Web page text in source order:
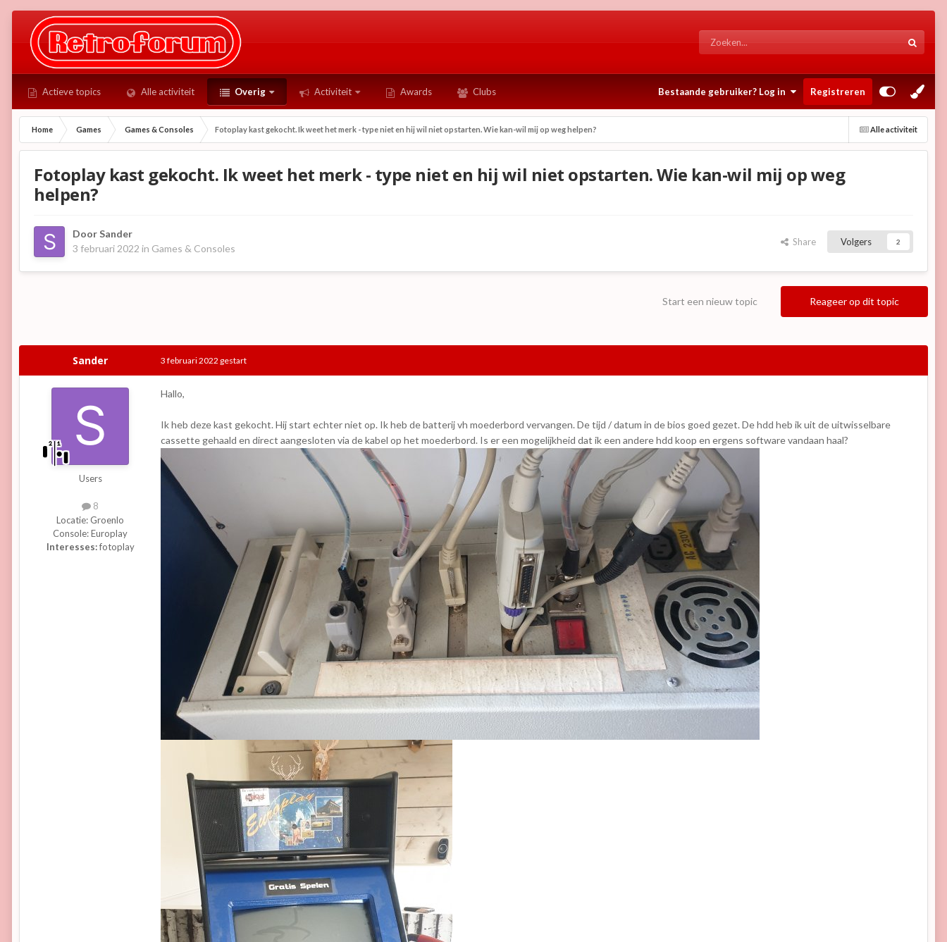
Actieve topics Alle activiteit Overig Activiteit Awards Clubs Bestaande gebruiker? Log in Registreren
Alle activiteit
Home Games Games & Consoles Fotoplay kast gekocht. Ik weet het merk - type niet en hij wil niet opstarten. Wie kan-wil mij op weg helpen?
Fotoplay kast gekocht. Ik weet het merk - type niet en hij wil niet opstarten. Wie kan-wil mij op weg
helpen?
DoorSander
3 februari 2022 in Games & Consoles
Share Volgers 2
Reageer op dit topic
Start een nieuw topic
Sander
Users
8
Locatie: Groenlo
Console:Europlay
Interesses:fotoplay
3 februari 2022 gestart
Hallo,
Ik heb deze kast gekocht. Hij start echter niet op. Ik heb de batterij vh moederbord vervangen. De tijd / datum in de bios goed gezet. De hdd heb ik uit de uitwisselbare
cassette gehaald en direct aangesloten via de kabel op het moederbord. Is er een mogelijkheid dat ik een andere hdd koop en ergens software vandaan haal?